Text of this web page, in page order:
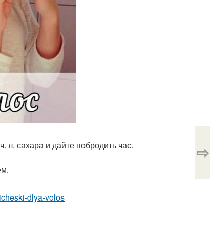
л. сахара и дайте побродить час.
dlya-volos
⇨